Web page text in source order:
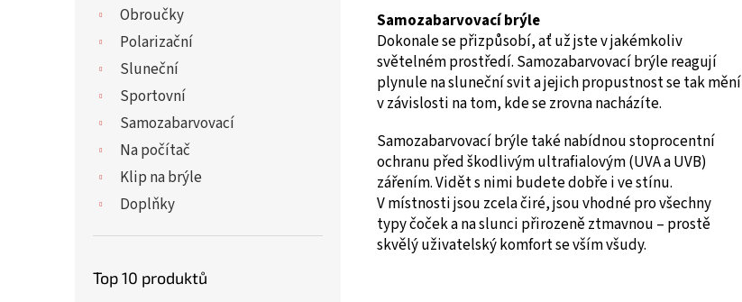
Obroučky
Polarizační
Sluneční
Sportovní
Samozabarvovací
Na počítač
Klip na brýle
Doplňky
Top 10 produktů
Samozabarvovací brýle
Dokonale se přizpůsobí, ať už jste v jakémkoliv
světelném prostředí. Samozabarvovací brýle reagují
plynule na sluneční svit a jejich propustnost se tak mění
v závislosti na tom, kde se zrovna nacházíte.
Samozabarvovací brýle také nabídnou stoprocentní
ochranu před škodlivým ultrafialovým (UVA a UVB)
zářením. Vidět s nimi budete dobře i ve stínu.
V místnosti jsou zcela čiré, jsou vhodné pro všechny
typy čoček a na slunci přirozeně ztmavnou – prostě
skvělý uživatelský komfort se vším všudy.